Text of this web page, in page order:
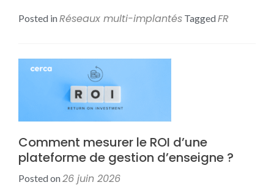
Posted inRéseaux multi-implantés TaggedFR
Comment mesurer le ROI d’une
plateforme de gestion d’enseigne ?
Posted on26 juin 2026